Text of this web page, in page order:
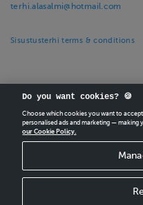
terhi.alasalmi@hotmail.com
Sisustusterhi terms & conditions
CREATEYOUR OWN
Holvi Payment Services Ltd is
Finland as an Authorised Payment
Do you want cookies? 🍪
Choose which cookies you want to
personalised ads and marketing — making
our Cookie Policy.